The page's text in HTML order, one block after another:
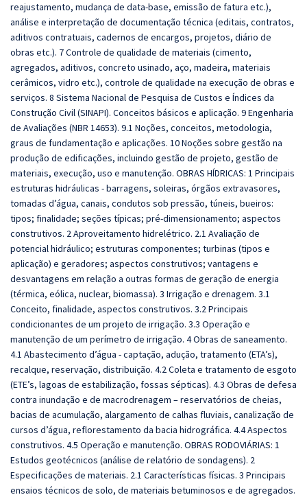
reajustamento, mudança de data-base, emissão de fatura etc.),
análise e interpretação de documentação técnica (editais, contratos,
aditivos contratuais, cadernos de encargos, projetos, diário de
obras etc.). 7 Controle de qualidade de materiais (cimento,
agregados, aditivos, concreto usinado, aço, madeira, materiais
cerâmicos, vidro etc.), controle de qualidade na execução de obras e
serviços. 8 Sistema Nacional de Pesquisa de Custos e Índices da
Construção Civil (SINAPI). Conceitos básicos e aplicação. 9 Engenharia
de Avaliações (NBR 14653). 9.1 Noções, conceitos, metodologia,
graus de fundamentação e aplicações. 10 Noções sobre gestão na
produção de edificações, incluindo gestão de projeto, gestão de
materiais, execução, uso e manutenção. OBRAS HÍDRICAS: 1 Principais
estruturas hidráulicas - barragens, soleiras, órgãos extravasores,
tomadas d’água, canais, condutos sob pressão, túneis, bueiros:
tipos; finalidade; seções típicas; pré-dimensionamento; aspectos
construtivos. 2 Aproveitamento hidrelétrico. 2.1 Avaliação de
potencial hidráulico; estruturas componentes; turbinas (tipos e
aplicação) e geradores; aspectos construtivos; vantagens e
desvantagens em relação a outras formas de geração de energia
(térmica, eólica, nuclear, biomassa). 3 Irrigação e drenagem. 3.1
Conceito, finalidade, aspectos construtivos. 3.2 Principais
condicionantes de um projeto de irrigação. 3.3 Operação e
manutenção de um perímetro de irrigação. 4 Obras de saneamento.
4.1 Abastecimento d’água - captação, adução, tratamento (ETA’s),
recalque, reservação, distribuição. 4.2 Coleta e tratamento de esgoto
(ETE’s, lagoas de estabilização, fossas sépticas). 4.3 Obras de defesa
contra inundação e de macrodrenagem – reservatórios de cheias,
bacias de acumulação, alargamento de calhas fluviais, canalização de
cursos d’água, reflorestamento da bacia hidrográfica. 4.4 Aspectos
construtivos. 4.5 Operação e manutenção. OBRAS RODOVIÁRIAS: 1
Estudos geotécnicos (análise de relatório de sondagens). 2
Especificações de materiais. 2.1 Características físicas. 3 Principais
ensaios técnicos de solo, de materiais betuminosos e de agregados.